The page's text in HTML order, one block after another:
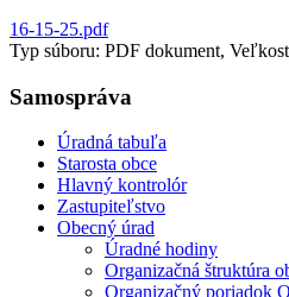
16-15-25.pdf
Typ súboru: PDF dokument,
Samospráva
Úradná tabuľa
Starosta obce
Hlavný kontrolór
Zastupiteľstvo
Obecný úrad
Úradné hodiny
Organizačná štruktúra
Organizačný poriadok